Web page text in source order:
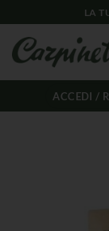
LA
ACCEDI /